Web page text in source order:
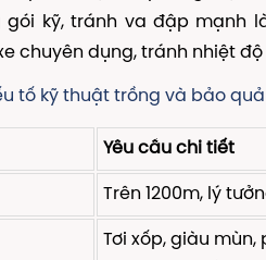
kỹ, tránh va đập mạnh
chuyên dụng, tránh nhiệt
tố kỹ thuật trồng và bảo
Yêu cầu chi tiết
Trên 1200m, lý
Tơi xốp, giàu mùn,